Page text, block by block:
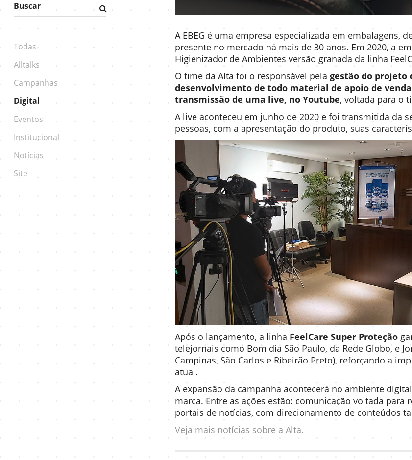
Buscar
Fazer
pesquisa
Todas
Alltalks
Campanhas
Digital
Eventos
Institucional
Notícias
Site
A EBEG é uma empresa especializada em embalagens,
presente no mercado há mais de 30 anos. Em 2020, a
Higienizador de Ambientes versão granada da linha
O time da Alta foi o responsável pelagestão do projeto
desenvolvimento de todo material de apoio de
transmissão de uma live, no Youtube, voltada para o
A live aconteceu em junho de 2020 e foi transmitida da
pessoas, com a apresentação do produto, suas
Após o lançamento, a linha FeelCare Super Proteção
telejornais como Bom dia São Paulo, da Rede Globo, e
Campinas, São Carlos e Ribeirão Preto), reforçando a
atual.
A expansão da campanha acontecerá no ambiente
marca. Entre as ações estão: comunicação voltada
portais de notícias, com direcionamento de conteúdos
Veja mais notícias sobre a Alta.